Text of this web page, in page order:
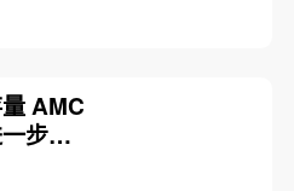
AMC
步扩